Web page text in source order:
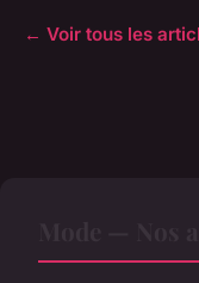
← Voir tous les